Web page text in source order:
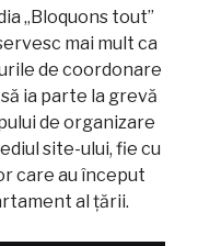
„Bloquons tout”
mai mult ca
de coordonare
ia parte la grevă
de organizare
site-ului, fie cu
care au început
al țării.